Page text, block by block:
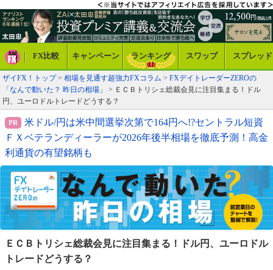
FX比較 キャンペーン ランキング スワップ スプレッド
ザイFX！トップ> 相場を見通す超強力FXコラム > FXデイトレーダーZEROの
「なんで動いた？ 昨日の相場」
> ＥＣＢトリシェ総裁会見に注目集まる！ドル
円、ユーロドルトレードどうする？
米ドル/円は米中間選挙次第で164円へ!?セントラル短資
ＦＸベテランディーラーが2026年後半相場を徹底予測！高金
利通貨の有望銘柄も
ＥＣＢトリシェ総裁会見に注目集まる！
ドル円、ユーロドル
トレードどうする？